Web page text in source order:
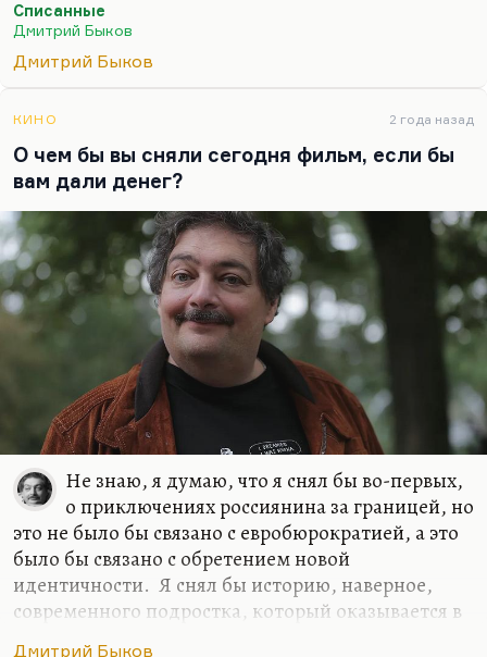
Свиридова, который возвращается из
эмиграции). Десять-пятнадцать лет нам
происходит действие. Но я не хочу его печатать;
роман хорошо, когда есть эпохальное время на
дворе. Сегодня это не тот жанр, в котором надо
выступать. Мне вообще кажется, что время
эпических романов закончилось. Сегодня надо
писать…
Списанные
Дмитрий Быков
Дмитрий Быков
КИНО 2 года назад
О чем бы вы сняли сегодня фильм, если бы
вам дали денег?
Не знаю, я думаю, что я снял бы во-первых,
о приключениях россиянина за границей, но
это не было бы связано с евробюрократией, а это
было бы связано с обретением новой
идентичности. Я снял бы историю, наверное,
современного подростка, который оказывается в
Дмитрий Быков